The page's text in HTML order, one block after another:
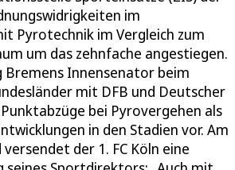
im
Pyrotechnik im Vergleich zum
um das zehnfache angestiegen.
Bremens Innensenator beim
mit DFB und Deutscher
Punktabzüge bei Pyrovergehen als
in den Stadien vor. Am
der 1. FC Köln eine